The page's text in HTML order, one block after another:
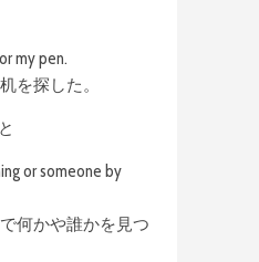
my pen.
を探した。
or someone by
何かや誰かを見つ